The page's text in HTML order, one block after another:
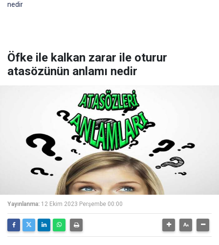
nedir
Öfke ile kalkan zarar ile oturur
atasözünün anlamı nedir
Yayınlanma: 12 Ekim 2023 Perşembe 00:00